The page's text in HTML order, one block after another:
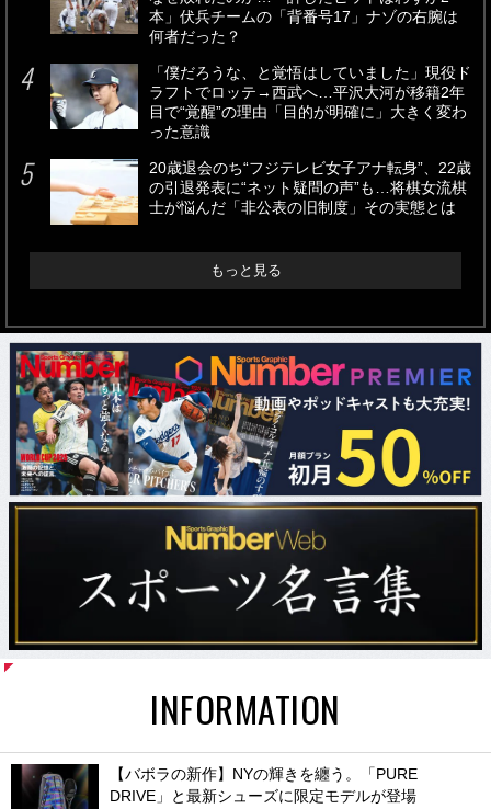
本」伏兵チームの「背番号17」ナゾの右腕は
何者だった？
「僕だろうな、と覚悟はしていました」現役ド
ラフトでロッテ→西武へ…平沢大河が移籍2年
目で“覚醒”の理由「目的が明確に」大きく変わ
った意識
20歳退会のち“フジテレビ女子アナ転身”、22歳
の引退発表に“ネット疑問の声”も…将棋女流棋
士が悩んだ「非公表の旧制度」その実態とは
もっと見る
INFORMATION
【バボラの新作】NYの輝きを纏う。「PURE
DRIVE」と最新シューズに限定モデルが登場